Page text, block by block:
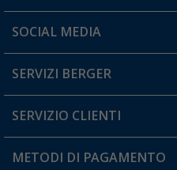
Orari di apertura del servizio:
Hai una domanda?
SOCIAL MEDIA
SERVIZI BERGER
Diventare rivenditori
Il mio Account
SERVIZIO CLIENTI
Informazioni sulla spedizione
METODI DI PAGAMENTO